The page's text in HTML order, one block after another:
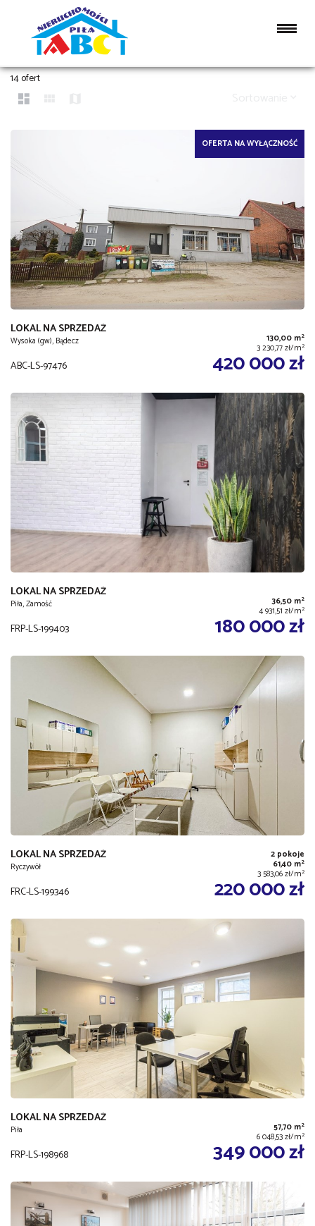
LOKALE NA SPRZEDAŻ
14 ofert
OFERTA NA WYŁĄCZNOŚĆ
LOKAL NA SPRZEDAŻ
Wysoka (gw), Bądecz 130,00 m2
3 230,77 zł/m2
ABC-LS-97476 420 000 zł
LOKAL NA SPRZEDAŻ
Piła, Zamość 36,50 m2
4 931,51 zł/m2
FRP-LS-199403 180 000 zł
LOKAL NA SPRZEDAŻ
Ryczywół
2 pokoje
61,40 m2
3 583,06 zł/m2
FRC-LS-199346 220 000 zł
LOKAL NA SPRZEDAŻ
Piła 57,70 m2
6 048,53 zł/m2
FRP-LS-198968 349 000 zł